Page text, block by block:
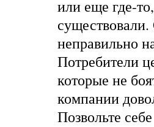
или еще где-
неправильно
Потребители
которые не
компании
Позвольте